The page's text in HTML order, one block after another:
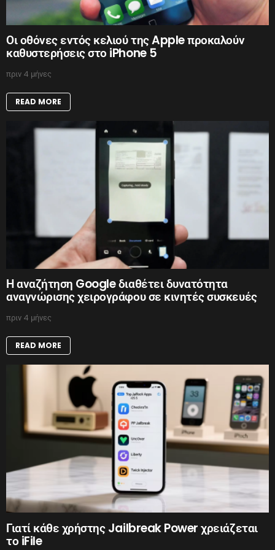
Οι οθόνες εντός κελιού της Apple προκαλούν
καθυστερήσεις στο iPhone 5
πριν 4 μήνες
READ MORE
Η αναζήτηση Google διαθέτει δυνατότητα
αναγνώρισης χειρογράφου σε κινητές συσκευές
πριν 4 μήνες
READ MORE
Γιατί κάθε χρήστης Jailbreak Power χρειάζεται
το iFile